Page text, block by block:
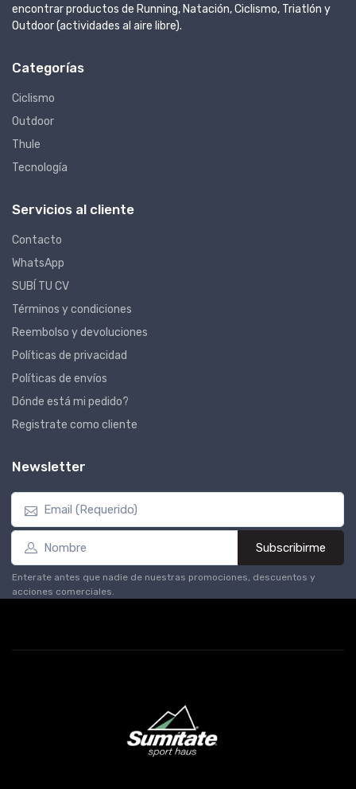
encontrar productos de Running, Natación, Ciclismo, Triatlón y
Outdoor (actividades al aire libre).
Categorías
Ciclismo
Outdoor
Thule
Tecnología
Servicios al cliente
Contacto
WhatsApp
SUBÍ TU CV
Términos y condiciones
Reembolso y devoluciones
Políticas de privacidad
Políticas de envíos
Dónde está mi pedido?
Registrate como cliente
Newsletter
Subscribirme
Enterate antes que nadie de nuestras promociones, descuentos y
acciones comerciales.